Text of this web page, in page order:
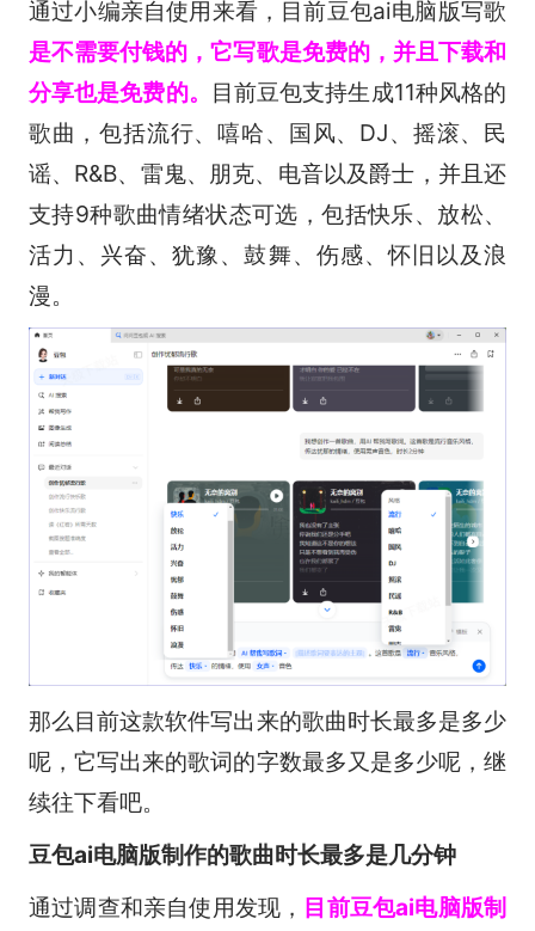
通过小编亲自使用来看，目前豆包ai电脑版写歌
是不需要付钱的，它写歌是免费的，并且下载和
分享也是免费的。 目前豆包支持生成11种风格的
歌曲，包括流行、嘻哈、国风、DJ、摇滚、民
谣、R&B、雷鬼、朋克、电音以及爵士，并且还
支持9种歌曲情绪状态可选，包括快乐、放松、
活力、兴奋、犹豫、鼓舞、伤感、怀旧以及浪
漫。
那么目前这款软件写出来的歌曲时长最多是多少
呢，它写出来的歌词的字数最多又是多少呢，继
续往下看吧。
豆包ai电脑版制作的歌曲时长最多是几分钟
通过调查和亲自使用发现， 目前豆包ai电脑版制